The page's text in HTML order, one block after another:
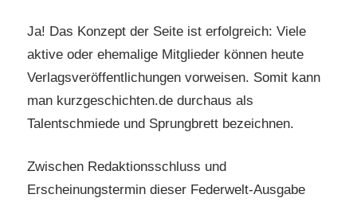
Ja! Das Konzept der Seite ist erfolgreich: Viele
aktive oder ehemalige Mitglieder können heute
Verlagsveröffentlichungen vorweisen. Somit kann
man kurzgeschichten.de durchaus als
Talentschmiede und Sprungbrett bezeichnen.
Zwischen Redaktionsschluss und
Erscheinungstermin dieser Federwelt-Ausgabe